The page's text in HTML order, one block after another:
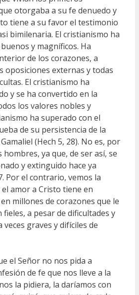
otorgaba a su fe denuedo y
tiene a su favor el testimonio
bimilenaria. El cristianismo ha
y magníficos. Ha
de los corazones, a
oposiciones externas y todas
El cristianismo ha
y se ha convertido en la
los valores nobles y
ha superado con el
de su persistencia de la
(Hech 5, 28). No es, por
ya que, de ser así, se
y extinguido hace ya
Por el contrario, vemos la
amor a Cristo tiene en
millones de corazones que le
fieles, a pesar de dificultades y
veces graves y difíciles de
el Señor no nos pida a
de fe que nos lleve a la
la pidiera, la daríamos con